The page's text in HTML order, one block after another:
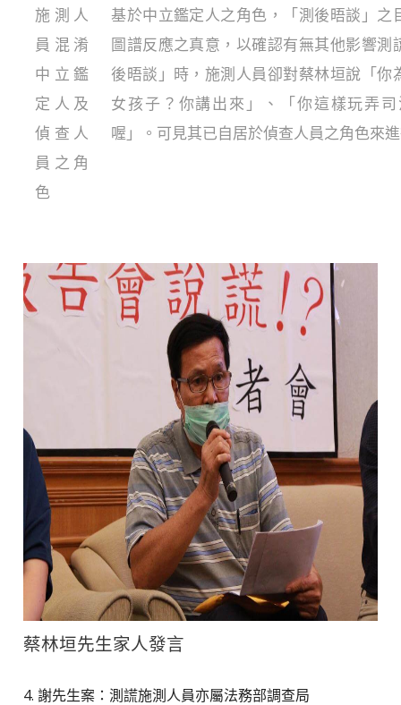
施測人
員混淆
中立鑑
定人及
偵查人
員之角
色
基於中立鑑定人之角色，「測後晤談」之
圖譜反應之真意，以確認有無其他影響測
後晤談」時，施測人員卻對蔡林垣說「你
女孩子？你講出來」、「你這樣玩弄
喔」。可見其已自居於偵查人員之角色來
蔡林垣先生家人發言
4. 謝先生案：測謊施測人員亦屬法務部調查局